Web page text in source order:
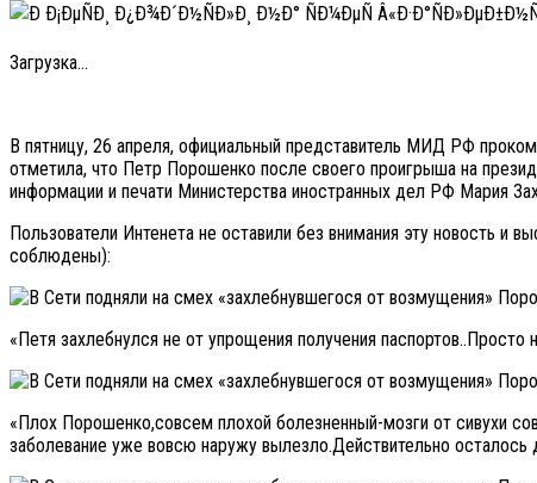
Загрузка...
В пятницу, 26 апреля, официальный представитель МИД РФ
отметила, что Петр Порошенко после своего проигрыша на
информации и печати Министерства иностранных дел РФ Мария
Пользователи Интенета не оставили без внимания эту новость и
соблюдены):
«Петя захлебнулся не от упрощения получения паспортов..Просто
«Плох Порошенко,совсем плохой болезненный-мозги от сивухи
заболевание уже вовсю наружу вылезло.Действительно